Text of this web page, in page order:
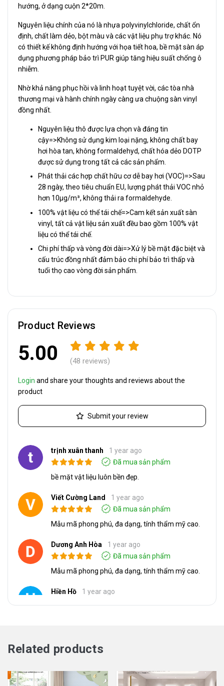
hướng, ở dạng cuộn 2*20m.
Nguyên liệu chính của nó là nhựa polyvinylchloride, chất ổn
định, chất làm dẻo, bột màu và các vật liệu phụ trợ khác. Nó
có thiết kế không định hướng với họa tiết hoa, bề mặt sàn áp
dụng phương pháp bảo trì PUR giúp tăng hiệu suất chống ô
nhiễm.
Nhờ khả năng phục hồi và linh hoạt tuyệt vời, các tòa nhà
thương mại và hành chính ngày càng ưa chuộng sàn vinyl
đồng nhất.
Nguyên liệu thô được lựa chọn và đáng tin
cậy=>Không sử dụng kim loại nặng, không chất bay
hơi hòa tan, không formaldehyd, chất hóa dẻo DOTP
được sử dụng trong tất cả các sản phẩm.
Phát thải các hợp chất hữu cơ dễ bay hơi (VOC)=>Sau
28 ngày, theo tiêu chuẩn EU, lượng phát thải VOC nhỏ
hơn 10μg/m³, không thải ra formaldehyde.
100% vật liệu có thể tái chế=>Cam kết sản xuất sàn
vinyl, tất cả vật liệu sản xuất đều bao gồm 100% vật
liệu có thể tái chế.
Chi phí thấp và vòng đời dài=>Xử lý bề mặt đặc biệt và
cấu trúc đồng nhất đảm bảo chi phí bảo trì thấp và
tuổi thọ cao vòng đời sản phẩm.
Product Reviews
5.00 (48 reviews)
Login and share your thoughts and reviews about the
product
Submit your review
trịnh xuân thanh
1 year ago
Đã mua sản phẩm
bề mặt vật liệu luôn bền đẹp.
Viết Cường Land
1 year ago
Đã mua sản phẩm
Mẫu mã phong phú, đa dạng, tính thẩm mỹ cao.
Dương Anh Hòa
1 year ago
Đã mua sản phẩm
Mẫu mã phong phú, đa dạng, tính thẩm mỹ cao.
Hiền Hồ
1 year ago
Đã mua sản phẩm
Hùng Hưng
1 year ago
Sản phẩm chất lượng, giá tốt
Related products